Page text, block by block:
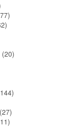
(20)
(27)